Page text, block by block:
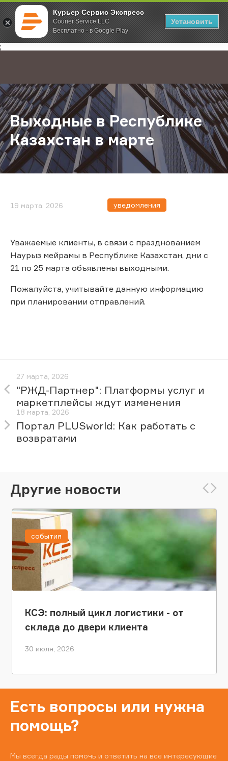
Курьер Сервис Экспресс
Courier Service LLC
Бесплатно - в Google Play
Установить
;
Главная О компании Новости Выходные в Республике
Выходные в Республике
Казахстан в марте
19 марта, 2026 уведомления
Уважаемые клиенты, в связи с празднованием
Наурыз мейрамы в Республике Казахстан, дни с
21 по 25 марта объявлены выходными.
Пожалуйста, учитывайте данную информацию
при планировании отправлений.
27 марта, 2026
"РЖД-Партнер": Платформы услуг и
маркетплейсы ждут изменения
18 марта, 2026
Портал PLUSworld: Как работать с
возвратами
Другие новости
КСЭ: полный цикл логистики - от
склада до двери клиента
30 июля, 2026
события
Есть вопросы или нужна
помощь?
Мы всегда рады помочь и ответить на все интересующие